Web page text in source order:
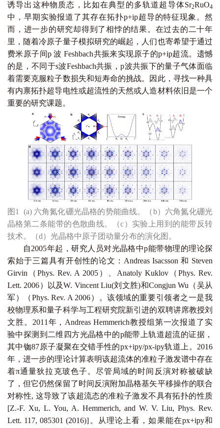
诱导出这种物质态，比如在典型的多轨道超导体Sr2RuO4
中，早期实验报道了其存在拓扑p+ip超导的特征现象。然
而，进一步的研究却得到了相悖的结果。在过去的二十年
里，随着冷原子量子模拟研究的崛起，人们也寄希望于通过
费米原子间p 波 Feshbach共振来实现原子的p+ip超流。遗憾
的是，不同于s波Feshbach共振，p波共振下的量子气体面临
着需要克服粒子数损失和短寿命的挑战。因此，寻找一种具
有内禀拓扑超导电性或超流性的天然或人造材料依旧是一个
重要的研究课题。
图1 (a) 六角氮化硼光晶格的势能曲线。（b）六角氮化硼光
晶格第二条能带的色散曲线。（c）实验上用到的能带反转
技术。（d）光晶格中原子团动量分布的演化图。
自2005年起，研究人员对光晶格中p能带物理的理论探
索始于三篇具有开创性的论文：Andreas Isacsson 和 Steven
Girvin（Phys. Rev. A 2005）、Anatoly Kuklov（Phys. Rev.
Lett. 2006）以及W. Vincent Liu(刘文胜)和Congjun Wu（吴从
军）（Phys. Rev. A 2006）。该领域的重要引领者之一是我
校物理系和量子科学与工程研究院新引进的双聘讲席教授刘
文胜。 2011年，Andreas Hemmerich教授组第一次报道了实
验中探测到二维四方光晶格中的p能带上轨道超流的证据，
其中铷87原子凝聚在交错手性的px+ipy/px-ipy轨道上。2016
年，进一步的理论计算表明该超流体的准粒子激发谱中存在
着π通量狄拉克玻色子。尽管局域的时间反演对称被破缺
了，但它仍然保留了时间反演附加晶格基矢平移操作的联合
对称性, 这导致了该超流态的准粒子激发不具有拓扑的性质
[Z.-F. Xu, L. You, A. Hemmerich, and W. V. Liu, Phys. Rev.
Lett. 117, 085301 (2016)]。从理论上看，如果能在px+ipy和